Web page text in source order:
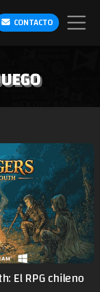
CONTACTO
El RPG chileno